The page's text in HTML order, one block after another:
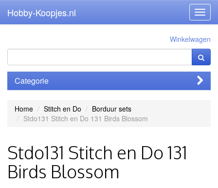
Hobby-Koopjes.nl
Winkelwagen
Categorie
Home Stitch en Do
Borduur sets
Stdo131 Stitch en Do 131 Birds Blossom
Stdo131 Stitch en Do 131
Birds Blossom